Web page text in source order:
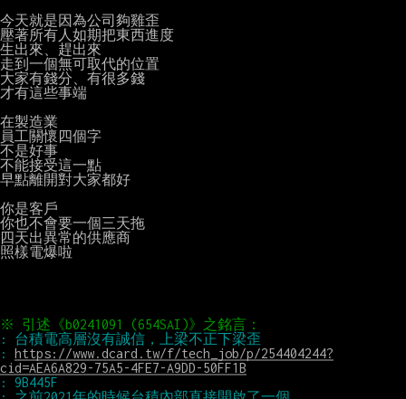
今天就是因為公司夠雞歪
壓著所有人如期把東西進度
生出來、趕出來
走到一個無可取代的位置
大家有錢分、有很多錢
才有這些事端
在製造業
員工關懷四個字
不是好事
不能接受這一點
早點離開對大家都好
你是客戶
你也不會要一個三天拖
四天出異常的供應商
照樣電爆啦
: https://www.dcard.tw/f/tech_job/p/254404244?
cid=AEA6A829-75A5-4FE7-A9DD-50FF1B